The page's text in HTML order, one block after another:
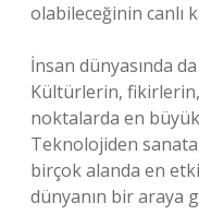
olabileceğinin canlı
İnsan dünyasında
Kültürlerin,
noktalarda en
Teknolojiden
birçok alanda en
dünyanın bir araya